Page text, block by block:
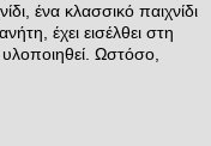
ένα κλασσικό παιχνίδι
έχει εισέλθει στη
Ωστόσο,